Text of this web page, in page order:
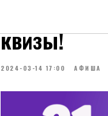
21 марта
квизы!
2024-03-14 17:00 АФИША